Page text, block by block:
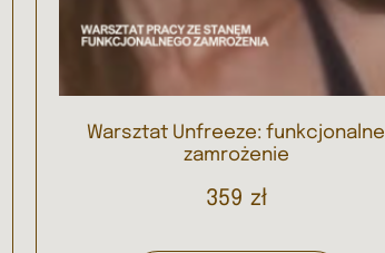
Warsztat Unfreeze: funkcjonalne
zamrożenie
359 zł